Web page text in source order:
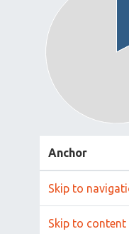
Anchor
Skip to
Skip to content